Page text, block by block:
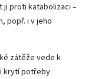
ji proti katabolizaci –
popř. i v jeho
zátěže vede k
krytí potřeby